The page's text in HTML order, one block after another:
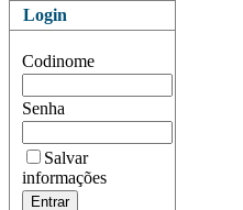
Login
Codinome
Senha
Salvar
informações